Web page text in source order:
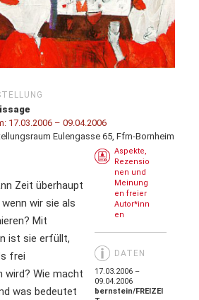
17.03.2006 – 09.04.2006
Eulengasse 65, Ffm-Bornheim
Aspekte,
Rezensio
nen und
Meinung
en freier
Autor*inn
en
DATEN
17.03.2006 –
09.04.2006
bernstein/FREIZEI
Zeit überhaupt
wir sie als
Mit
ist sie erfüllt,
frei
wird? Wie macht
was bedeutet